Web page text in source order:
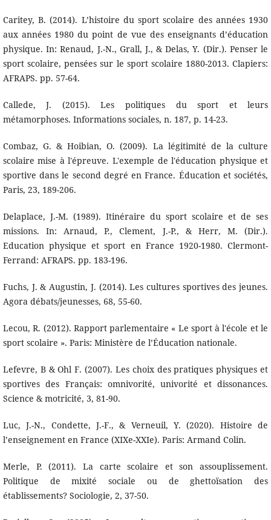
Caritey, B. (2014). L’histoire du sport scolaire des années 1930
aux années 1980 du point de vue des enseignants d’éducation
physique. In: Renaud, J.-N., Grall, J., & Delas, Y. (Dir.). Penser le
sport scolaire, pensées sur le sport scolaire 1880-2013. Clapiers:
AFRAPS. pp. 57-64.
Callede, J. (2015). Les politiques du sport et leurs
métamorphoses. Informations sociales, n. 187, p. 14-23.
Combaz, G. & Hoibian, O. (2009). La légitimité de la culture
scolaire mise à l'épreuve. L'exemple de l'éducation physique et
sportive dans le second degré en France. Éducation et sociétés,
Paris, 23, 189-206.
Delaplace, J.-M. (1989). Itinéraire du sport scolaire et de ses
missions. In: Arnaud, P., Clement, J.-P., & Herr, M. (Dir.).
Education physique et sport en France 1920-1980. Clermont-
Ferrand: AFRAPS. pp. 183-196.
Fuchs, J. & Augustin, J. (2014). Les cultures sportives des jeunes.
Agora débats/jeunesses, 68, 55-60.
Lecou, R. (2012). Rapport parlementaire « Le sport à l'école et le
sport scolaire ». Paris: Ministère de l’Éducation nationale.
Lefevre, B & Ohl F. (2007). Les choix des pratiques physiques et
sportives des Français: omnivorité, univorité et dissonances.
Science & motricité, 3, 81-90.
Luc, J.-N., Condette, J.-F., & Verneuil, Y. (2020). Histoire de
l’enseignement en France (XIXe-XXIe). Paris: Armand Colin.
Merle, P. (2011). La carte scolaire et son assouplissement.
Politique de mixité sociale ou de ghettoïsation des
établissements? Sociologie, 2, 37-50.